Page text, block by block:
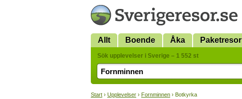
Allt Boende Åka Paketresor
Sök upplevelser i Sverige – 1 552 st
Start › Upplevelser › Fornminnen › Botkyrka